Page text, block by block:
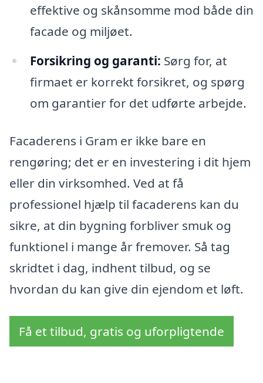
effektive og skånsomme mod både din
facade og miljøet.
Forsikring og garanti: Sørg for, at
firmaet er korrekt forsikret, og spørg
om garantier for det udførte arbejde.
Facaderens i Gram er ikke bare en
rengøring; det er en investering i dit hjem
eller din virksomhed. Ved at få
professionel hjælp til facaderens kan du
sikre, at din bygning forbliver smuk og
funktionel i mange år fremover. Så tag
skridtet i dag, indhent tilbud, og se
hvordan du kan give din ejendom et løft.
Få et tilbud, gratis og uforpligtende